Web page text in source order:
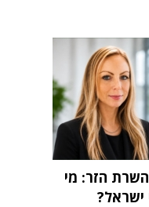
הזר: מי
ישראל?